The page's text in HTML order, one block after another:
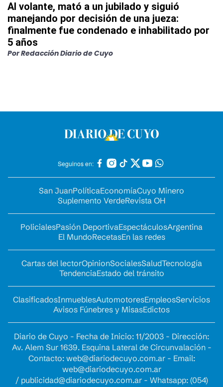
Al volante, mató a un jubilado y siguió
manejando por decisión de una jueza:
finalmente fue condenado e inhabilitado por
5 años
PorRedacción Diario de Cuyo
Seguinos en:
San JuanPolíticaEconomíaCuyo Minero
Suplemento VerdeRevista OH
PolicialesPasión DeportivaEspectáculosArgentina
El MundoRecetasEn las redes
Cartas del lectorOpinionSocialesSaludTecnología
TendenciaEstado del tránsito
ClasificadosInmueblesAutomotoresEmpleosServicios
Avisos Fúnebres y MisasEdictos
Diario de Cuyo - Fecha de Inicio: 11/2003 - Dirección:
Av. Alem Sur 1639. Esquina Lateral de Circunvalación -
Contacto: web@diariodecuyo.com.ar- Email:
web@diariodecuyo.com.ar
/ publicidad@diariodecuyo.com.ar- Whatsapp: (054)